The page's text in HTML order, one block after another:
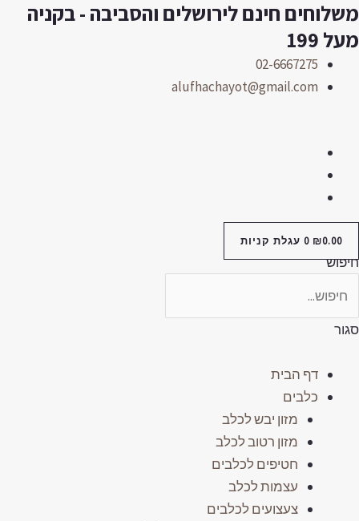
חינם לירושלים והסביבה - בקניה
199
02-6667275
alufhachayot@gmail.com
₪0.00
0 עגלת קניות
דף הבית
כלבים
מזון יבש לכלב
מזון רטוב לכלב
חטיפים לכלבים
עצמות לכלב
צעצועים לכלבים